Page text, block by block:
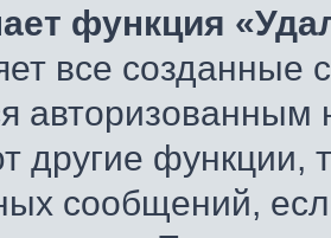
функция
все созданные
другие функции,
сообщений,